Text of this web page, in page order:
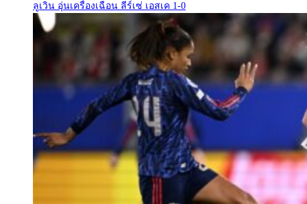
ลูเวิน อุ่นเครื่องเฉือน ลีร์เซ่ เอสเค 1-0